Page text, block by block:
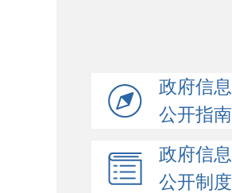
政府信息
公开指南
政府信息
公开制度